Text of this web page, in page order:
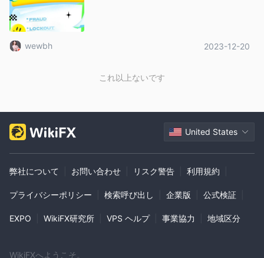
ービスへのアクセスをさらに複雑にします。
さらに、カスタマーサポートの不在により、ユーザーは問題の解
決において支援や救済手段を持たず、動作しないYutip取引プラッ
トフォームは、取引活動を行うことができないため、同社に登録
TLC-Traderは、取引プラットフォームとしてYutip Platformを
利用していますが、現在は動作しておらず、取引活動には使用で
きません。
この大きな欠点は、トレーダーがTLC-Traderを利用する可能性が
ある場合に重要な影響を与えます。なぜなら、取引を実行するた
り、ユーザーはプラットフォームの機能、パフォーマンス、ユー
ザーインターフェースをアクセスまたは評価することができず、
最低入金額
wewbh 2023-12-20
これ以上ないです
United States
弊社について お問い合わせ リスク警告 利用規約
プライバシーポリシー 検索呼び出し 企業版 公式検証
EXPO WikiFX研究所 VPS ヘルプ 事業協力 地域区分
WikiFXへようこそ。